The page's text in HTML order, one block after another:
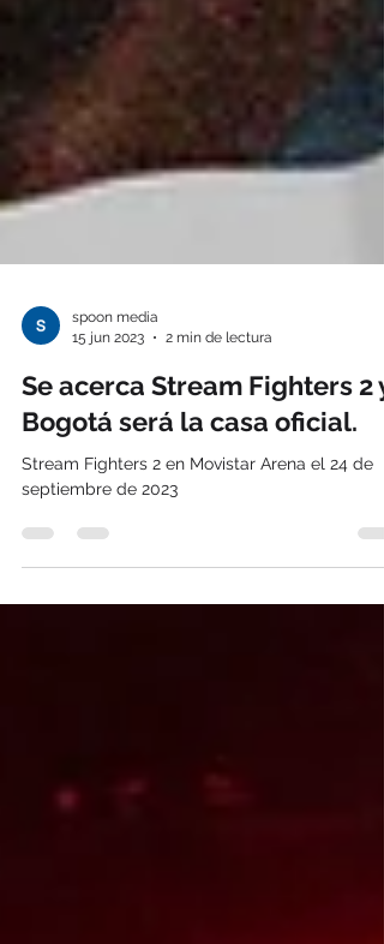
15 jun 2023
2 min de lectura
Se acerca Stream Fighters 2 y
Bogotá será la casa oficial.
septiembre de 2023